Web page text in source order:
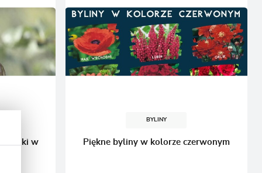
w
BYLINY
Piękne byliny w kolorze czerwonym